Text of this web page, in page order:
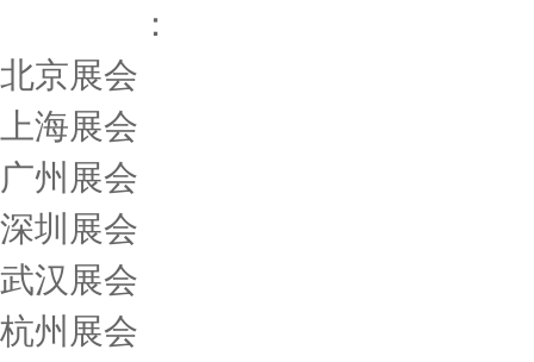
：
北京展会
上海展会
广州展会
深圳展会
武汉展会
杭州展会